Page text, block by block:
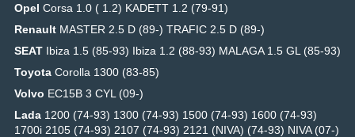
Opel Corsa 1.0 ( 1.2) KADETT 1.2 (79-91)
Renault MASTER 2.5 D (89-) TRAFIC 2.5 D (89-)
SEAT Ibiza 1.5 (85-93) Ibiza 1.2 (88-93) MALAGA 1.5 GL (85-93)
Toyota Corolla 1300 (83-85)
Volvo EC15B 3 CYL (09-)
Lada 1200 (74-93) 1300 (74-93) 1500 (74-93) 1600 (74-93)
1700i 2105 (74-93) 2107 (74-93) 2121 (NIVA) (74-93) NIVA (07-)